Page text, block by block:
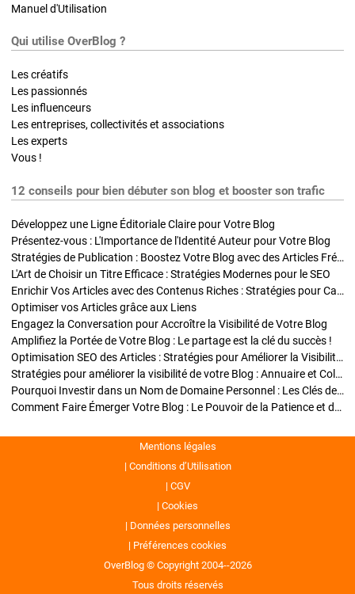
Manuel d'Utilisation
Qui utilise OverBlog ?
Les créatifs
Les passionnés
Les influenceurs
Les entreprises, collectivités et associations
Les experts
Vous !
12 conseils pour bien débuter son blog et booster son trafic
Développez une Ligne Éditoriale Claire pour Votre Blog
Présentez-vous : L'Importance de l'Identité Auteur pour Votre Blog
Stratégies de Publication : Boostez Votre Blog avec des Articles Fréquents et Exclusifs
L'Art de Choisir un Titre Efficace : Stratégies Modernes pour le SEO
Enrichir Vos Articles avec des Contenus Riches : Stratégies pour Captiver et Optimiser
Optimiser vos Articles grâce aux Liens
Engagez la Conversation pour Accroître la Visibilité de Votre Blog
Amplifiez la Portée de Votre Blog : Le partage est la clé du succès !
Optimisation SEO des Articles : Stratégies pour Améliorer la Visibilité de Votre Blog
Stratégies pour améliorer la visibilité de votre Blog : Annuaire et Collaborations
Pourquoi Investir dans un Nom de Domaine Personnel : Les Clés de la Réussite de Votre Blog
Comment Faire Émerger Votre Blog : Le Pouvoir de la Patience et de la Persévérance
Mentions légales
Conditions d’Utilisation
CGV
Cookies
Données personnelles
Préférences cookies
OverBlog © Copyright 2004--2026
Tous droits réservés